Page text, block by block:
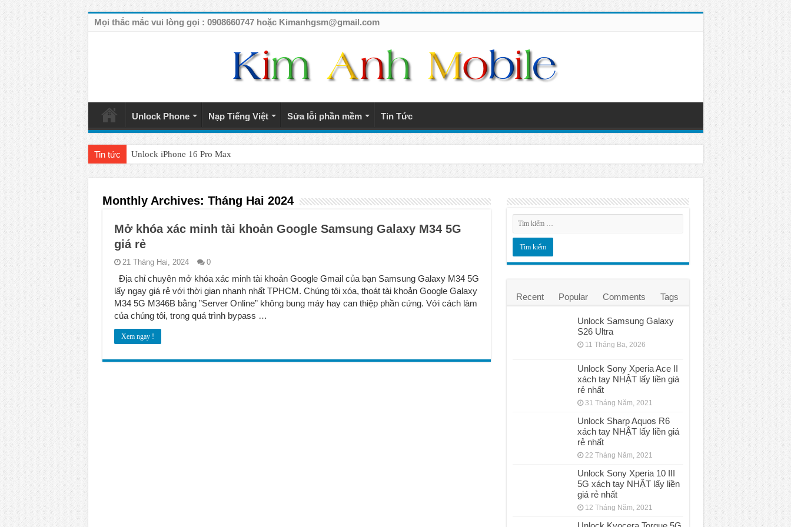
Mọi thắc mắc vui lòng gọi : 0908660747 hoặc Kimanhgsm@gmail.com
Unlock Phone Nạp Tiếng Việt Sửa lỗi phần mềm Tin Tức
Tin tức Unlock iPhone 16 Pro Max
Unlock iPhone 15 Pro Max lên quốc tế giá rẻ
Unlock Motorola Razr 2024
Unlock iPhone 17 Pro Max
Monthly Archives: Tháng Hai 2024
Mở khóa xác minh tài khoản Google Samsung Galaxy M34 5G
giá rẻ
21 Tháng Hai, 2024 0
Địa chỉ chuyên mở khóa xác minh tài khoản Google Gmail của bạn Samsung Galaxy M34 5G
lấy ngay giá rẻ với thời gian nhanh nhất TPHCM. Chúng tôi xóa, thoát tài khoản Google Galaxy
M34 5G M346B bằng ”Server Online” không bung máy hay can thiệp phần cứng. Với cách làm
của chúng tôi, trong quá trình bypass …
Xem ngay !
Recent Popular Comments Tags
Unlock Samsung Galaxy
S26 Ultra
11 Tháng Ba, 2026
Unlock Sony Xperia Ace II
xách tay NHẬT lấy liền giá
rẻ nhất
31 Tháng Năm, 2021
Unlock Sharp Aquos R6
xách tay NHẬT lấy liền giá
rẻ nhất
22 Tháng Năm, 2021
Unlock Sony Xperia 10 III
5G xách tay NHẬT lấy liền
giá rẻ nhất
12 Tháng Năm, 2021